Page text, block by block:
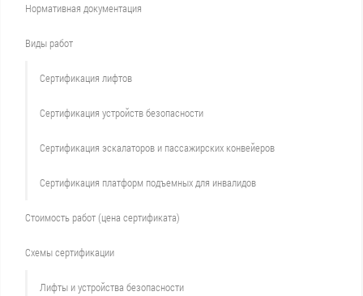
Нормативная документация
Виды работ
Сертификация лифтов
Сертификация устройств безопасности
Сертификация эскалаторов и пассажирских конвейеров
Сертификация платформ подъемных для инвалидов
Стоимость работ (цена сертификата)
Схемы сертификации
Лифты и устройства безопасности